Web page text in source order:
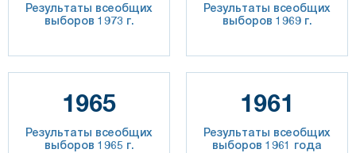
Результаты всеобщих
выборов 1973 г.
Результаты всеобщих
выборов 1969 г.
1965
Результаты всеобщих
выборов 1965 г.
1961
Результаты всеобщих
выборов 1961 года